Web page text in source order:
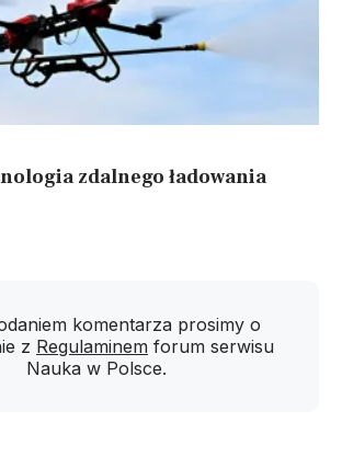
zdalnego ładowania
komentarza prosimy o
z Regulaminem forum serwisu
Nauka w Polsce.